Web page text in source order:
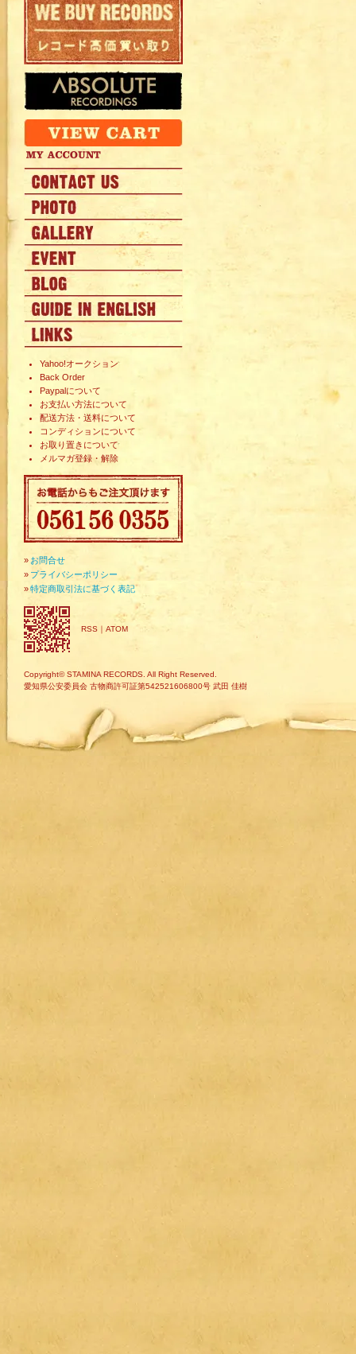
Yahoo!オークション
Back Order
Paypalについて
お支払い方法について
配送方法・送料について
コンディションについて
お取り置きについて
メルマガ登録・解除
» お問合せ
» プライバシーポリシー
»特定商取引法に基づく表記
RSS ｜ ATOM
Copyright© STAMINA RECORDS. All Right Reserved.
愛知県公安委員会 古物商許可証第542521606800号 武田 佳樹